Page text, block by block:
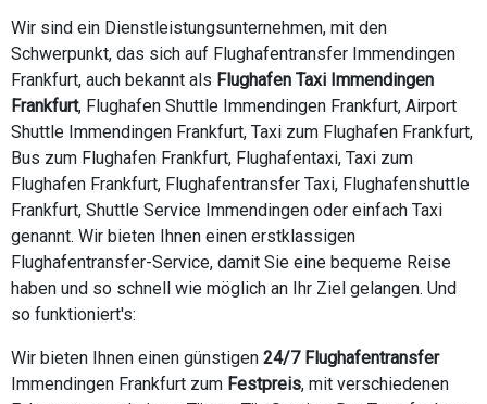
Wir sind ein Dienstleistungsunternehmen, mit den
Schwerpunkt, das sich auf Flughafentransfer Immendingen
Frankfurt, auch bekannt als Flughafen Taxi Immendingen
Frankfurt, Flughafen Shuttle Immendingen Frankfurt, Airport
Shuttle Immendingen Frankfurt, Taxi zum Flughafen Frankfurt,
Bus zum Flughafen Frankfurt, Flughafentaxi, Taxi zum
Flughafen Frankfurt, Flughafentransfer Taxi, Flughafenshuttle
Frankfurt, Shuttle Service Immendingen oder einfach Taxi
genannt. Wir bieten Ihnen einen erstklassigen
Flughafentransfer-Service, damit Sie eine bequeme Reise
haben und so schnell wie möglich an Ihr Ziel gelangen. Und
so funktioniert's:
Wir bieten Ihnen einen günstigen 24/7 Flughafentransfer
Immendingen Frankfurt zum Festpreis, mit verschiedenen